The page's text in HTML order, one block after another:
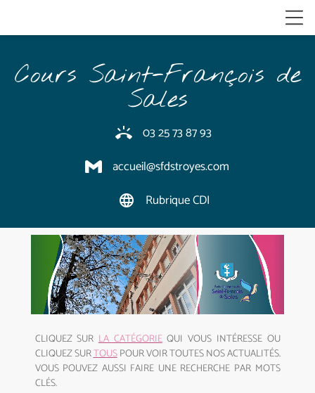
Cours Saint-François de
Sales
ring_volume
03 25 73 87 93
accueil@sfdstroyes.com
language Rubrique CDI
CLIQUEZ SUR LA CATÉGORIEQUI VOUS INTÉRESSE OU
CLIQUEZ SURTOUSPOUR VOIR TOUTES NOS ACTUALITÉS.
VOUS POUVEZ AUSSI FAIRE UNE RECHERCHE PAR MOTS
CLÉS.